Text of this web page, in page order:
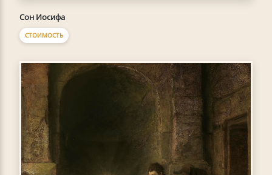
Сон Иосифа
СТОИМОСТЬ